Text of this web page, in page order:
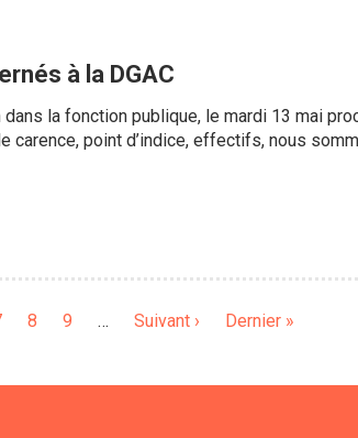
à la DGAC
la fonction publique, le mardi 13 mai
carence, point d’indice, effectifs, nous
Page
8 Page
9 …
Page
Suivant ›
Dernière
Dernier »